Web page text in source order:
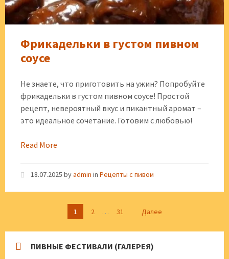
Фрикадельки в густом пивном
соусе
Не знаете, что приготовить на ужин? Попробуйте
фрикадельки в густом пивном соусе! Простой
рецепт, невероятный вкус и пикантный аромат –
это идеальное сочетание. Готовим с любовью!
Read More
18.07.2025 byadmin in Рецепты с пивом
1 2 … 31 Далее
ПИВНЫЕ ФЕСТИВАЛИ (ГАЛЕРЕЯ)